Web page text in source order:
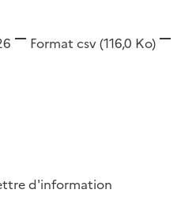
Format csv(116,0 Ko)
d'information